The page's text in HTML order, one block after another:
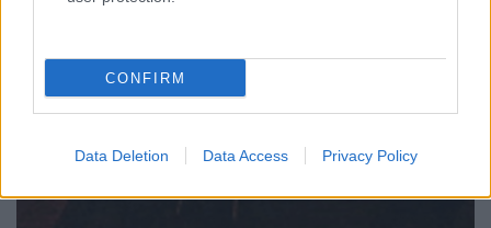
CONFIRM
Data Deletion Data Access Privacy Policy